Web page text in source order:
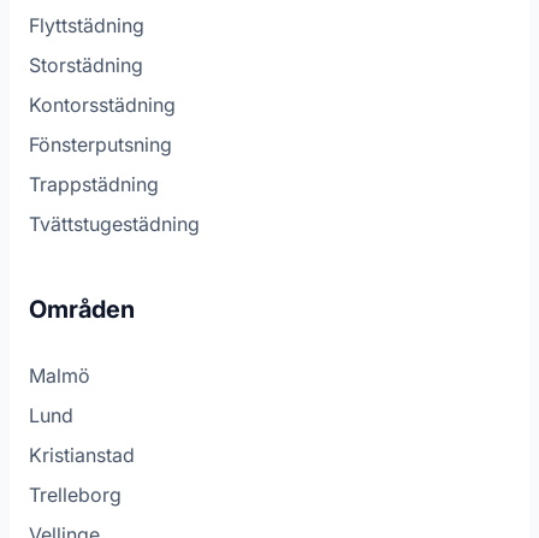
Flyttstädning
Storstädning
Kontorsstädning
Fönsterputsning
Trappstädning
Tvättstugestädning
Områden
Malmö
Lund
Kristianstad
Trelleborg